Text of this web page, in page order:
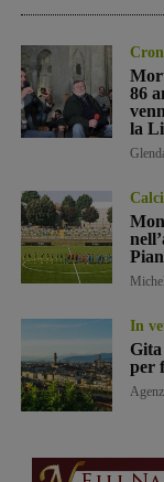
86
la
In
per